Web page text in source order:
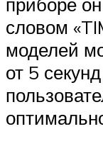
словом
моделей
от 5